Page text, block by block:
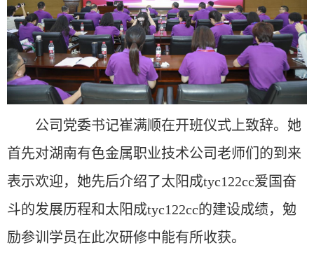
公司党委书记崔满顺在开班仪式上致辞。她
首先对湖南有色金属职业技术公司老师们的到来
表示欢迎，她先后介绍了太阳成tyc122cc爱国奋
斗的发展历程和太阳成tyc122cc的建设成绩，勉
励参训学员在此次研修中能有所收获。